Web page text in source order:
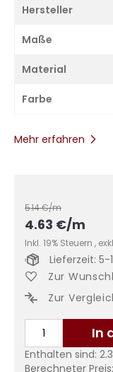
Hersteller
Maße
Material
Farbe
Mehr erfahren
5.14€/m
4.63 €/m
Inkl. 19% Steuern ,
In
Enthalten sind:
Berechneter Preis:
Lieferzeit: 5-
Zur
Zur